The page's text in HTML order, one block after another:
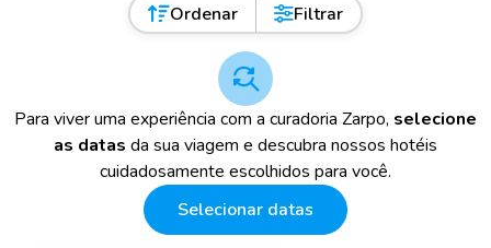
Ordenar Filtrar
Para viver uma experiência com a curadoria Zarpo, selecione
as datas da sua viagem e descubra nossos hotéis
cuidadosamente escolhidos para você.
Selecionar datas